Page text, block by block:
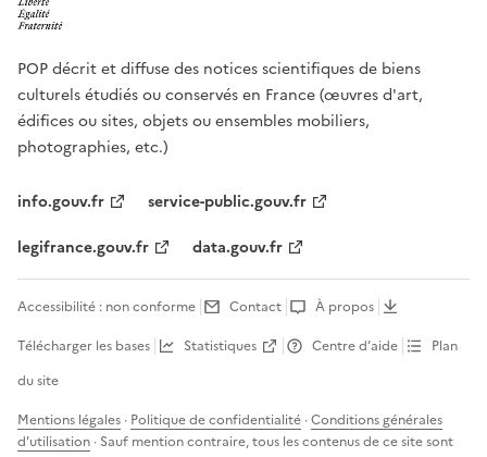
POP décrit et diffuse des notices scientifiques de biens
culturels étudiés ou conservés en France (œuvres d'art,
édifices ou sites, objets ou ensembles mobiliers,
photographies, etc.)
info.gouv.fr
service-public.gouv.fr
legifrance.gouv.fr
data.gouv.fr
Accessibilité : non conforme Contact
À propos
Télécharger les bases
Statistiques Centre d’aide
Plan
du site
Mentions légales · Politique de confidentialité ·Conditions générales
d'utilisation · Sauf mention contraire, tous les contenus de ce site sont